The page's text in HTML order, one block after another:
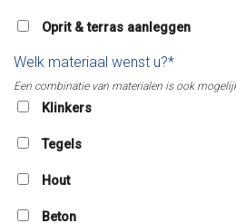
Oprit & terras aanleggen
Welk materiaal wenst u?*
Een combinatie van materialen is ook
Klinkers
Tegels
Hout
Beton